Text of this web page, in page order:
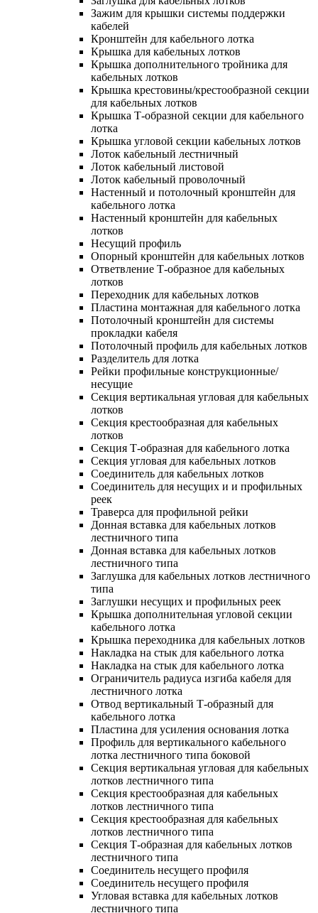
Зажим для крышки системы поддержки
кабелей
Кронштейн для кабельного лотка
Крышка для кабельных лотков
Крышка дополнительного тройника для
кабельных лотков
Крышка крестовины/крестообразной секции
для кабельных лотков
Крышка Т-образной секции для кабельного
лотка
Крышка угловой секции кабельных лотков
Лоток кабельный лестничный
Лоток кабельный листовой
Лоток кабельный проволочный
Настенный и потолочный кронштейн для
кабельного лотка
Настенный кронштейн для кабельных
лотков
Несущий профиль
Опорный кронштейн для кабельных лотков
Ответвление Т-образное для кабельных
лотков
Переходник для кабельных лотков
Пластина монтажная для кабельного лотка
Потолочный кронштейн для системы
прокладки кабеля
Потолочный профиль для кабельных лотков
Разделитель для лотка
Рейки профильные конструкционные/
несущие
Секция вертикальная угловая для кабельных
лотков
Секция крестообразная для кабельных
лотков
Секция Т-образная для кабельного лотка
Секция угловая для кабельных лотков
Соединитель для кабельных лотков
Соединитель для несущих и и профильных
реек
Траверса для профильной рейки
Донная вставка для кабельных лотков
лестничного типа
Донная вставка для кабельных лотков
лестничного типа
Заглушка для кабельных лотков лестничного
типа
Заглушки несущих и профильных реек
Крышка дополнительная угловой секции
кабельного лотка
Крышка переходника для кабельных лотков
Накладка на стык для кабельного лотка
Накладка на стык для кабельного лотка
Ограничитель радиуса изгиба кабеля для
лестничного лотка
Отвод вертикальный Т-образный для
кабельного лотка
Пластина для усиления основания лотка
Профиль для вертикального кабельного
лотка лестничного типа боковой
Секция вертикальная угловая для кабельных
лотков лестничного типа
Секция крестообразная для кабельных
лотков лестничного типа
Секция крестообразная для кабельных
лотков лестничного типа
Секция Т-образная для кабельных лотков
лестничного типа
Соединитель несущего профиля
Соединитель несущего профиля
Угловая вставка для кабельных лотков
лестничного типа